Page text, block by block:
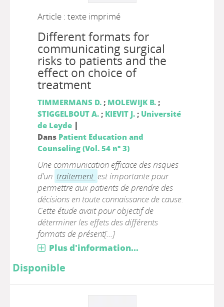
Article : texte imprimé
Different formats for
communicating surgical
risks to patients and the
effect on choice of
treatment
TIMMERMANS D.; MOLEWIJK B.;
STIGGELBOUT A.; KIEVIT J.; Université
de Leyde |
Dans Patient Education and
Counseling (Vol. 54 n° 3)
Une communication efficace des risques
d'un traitement est importante pour
permettre aux patients de prendre des
décisions en toute connaissance de cause.
Cette étude avait pour objectif de
déterminer les effets des différents
formats de présent[...]
Plus d'information...
Disponible